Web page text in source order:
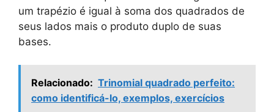
um trapézio é igual à soma dos quadrados de
seus lados mais o produto duplo de suas
bases.
Relacionado: Trinomial quadrado perfeito:
como identificá-lo, exemplos, exercícios